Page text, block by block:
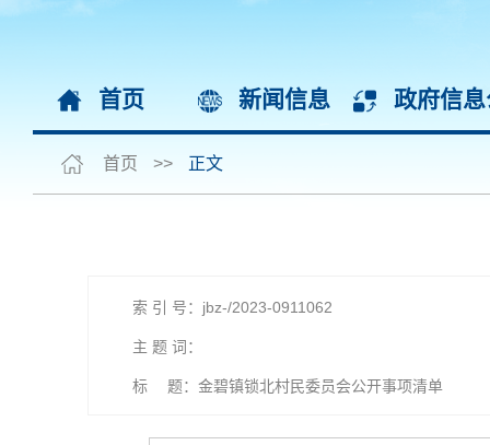
首页 新闻信息 政府信
首页 >> 正文
索 引 号：jbz-/2023-0911062
主 题 词：
标 题：金碧镇锁北村民委员会公开事项清单